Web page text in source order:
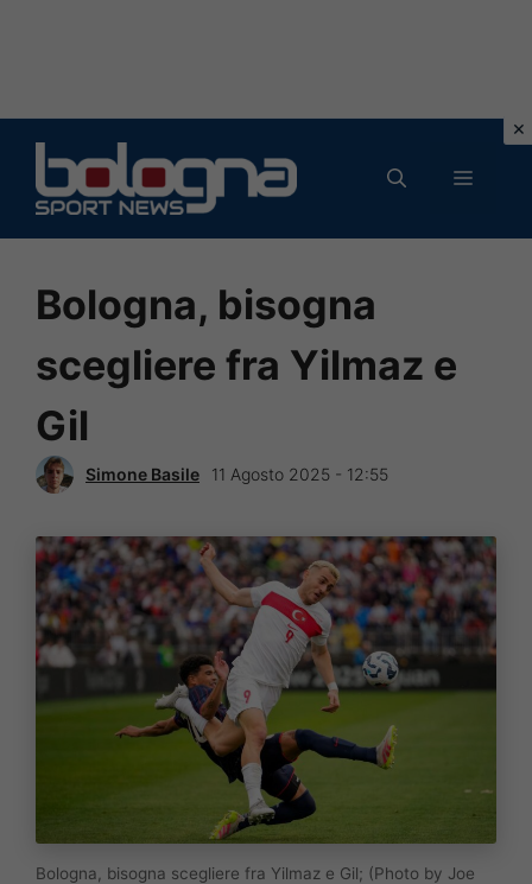
contenuto
MENU
Bologna, bisogna
scegliere fra Yilmaz e
Gil
Simone Basile 11 Agosto 2025 - 12:55
Bologna, bisogna scegliere fra Yilmaz e Gil; (Photo by Joe